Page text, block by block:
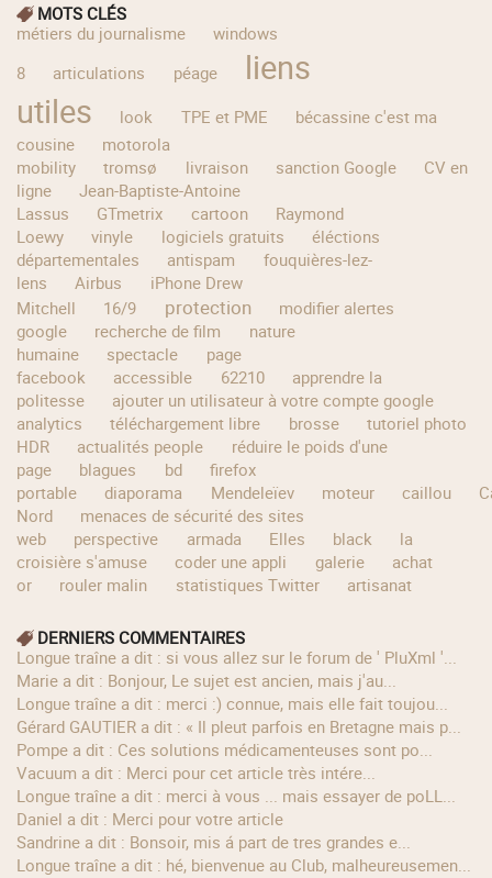
MOTS CLÉS
métiers du journalisme
windows
8
articulations péage
liens
utiles
look TPE et PME
bécassine c'est ma
cousine
motorola
mobility
tromsø livraison sanction Google
CV en
ligne
Jean-Baptiste-Antoine
Lassus
GTmetrix cartoon
Raymond
Loewy
vinyle logiciels gratuits
éléctions
départementales
antispam
fouquières-lez-
lens
Airbus
iPhone Drew
Mitchell
16/9 protection
modifier alertes
google
recherche de film
nature
humaine
spectacle
page
facebook
accessible 62210
apprendre la
politesse
ajouter un utilisateur à votre compte google
analytics
téléchargement libre brosse
tutoriel photo
HDR
actualités people
réduire le poids d'une
page
blagues bd
firefox
portable
diaporama Mendeleïev moteur caillou
Nord
menaces de sécurité des sites
web
perspective armada Elles black
la
croisière s'amuse
coder une appli galerie
achat
or
rouler malin statistiques Twitter artisanat
DERNIERS COMMENTAIRES
longue traîne a dit : si vous allez sur le forum de ' PluXml '...
Marie a dit : Bonjour, Le sujet est ancien, mais j'au...
longue traîne a dit : merci :) connue, mais elle fait toujou...
Gérard GAUTIER a dit : « Il pleut parfois en Bretagne mais p...
Pompe a dit : Ces solutions médicamenteuses sont po...
Vacuum a dit : Merci pour cet article très intére...
longue traîne a dit : merci à vous ... mais essayer de poLL...
Daniel a dit : Merci pour votre article
Sandrine a dit : Bonsoir, mis á part de tres grandes e...
longue traîne a dit : hé, bienvenue au Club, malheureusemen...